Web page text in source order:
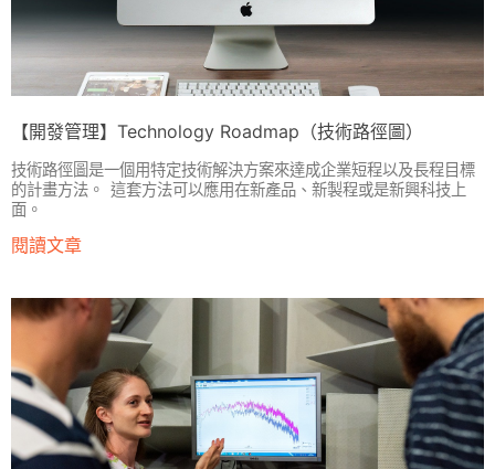
【開發管理】Technology Roadmap（技術路徑圖）
技術路徑圖是一個用特定技術解決方案來達成企業短程以及長程目標
的計畫方法。 這套方法可以應用在新產品、新製程或是新興科技上
面。
閱讀文章